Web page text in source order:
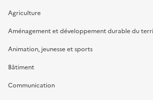
Agriculture
Aménagement et développement durable du
Animation, jeunesse et sports
Bâtiment
Communication